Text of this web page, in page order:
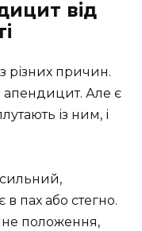
від
різних причин.
апендицит. Але є
із ним, і
пах або стегно.
положення,